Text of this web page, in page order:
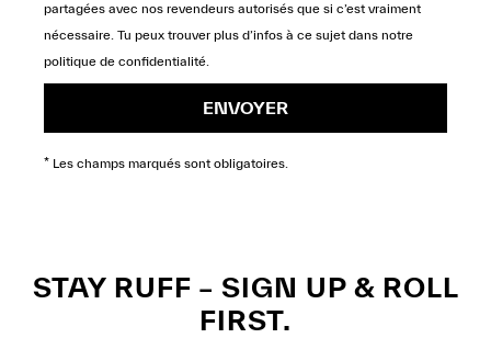
partagées avec nos revendeurs autorisés que si c’est vraiment
nécessaire. Tu peux trouver plus d’infos à ce sujet dans notre
politique de confidentialité
ENVOYER
* Les champs marqués sont obligatoires.
STAY RUFF – SIGN UP & ROLL
FIRST.